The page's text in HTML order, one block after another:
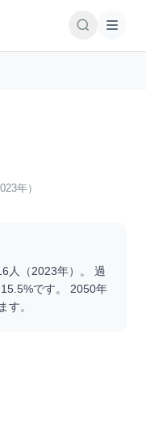
年）
人（2023年）。 過
15.5%です。 2050年
す。